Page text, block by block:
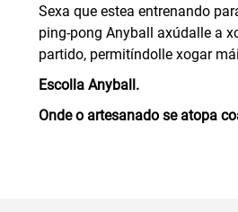
Sexa que estea entrenando
ping-pong Anyball axúdalle a
partido, permitíndolle xogar
Escolla Anyball.
Onde o artesanado se atopa